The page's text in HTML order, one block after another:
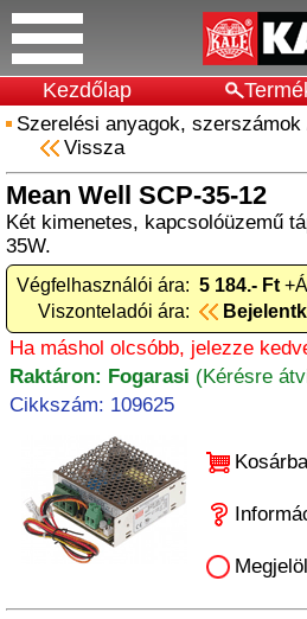
Kezdőlap
Szerelési anyagok, szerszámok
Vissza
Mean Well SCP-35-12
Két kimenetes, kapcsolóüzemű
35W.
Végfelhasználói ára: 5 184.- Ft
Viszonteladói ára:
Ha máshol olcsóbb, jelezze
Raktáron: Fogarasi (Kérésre
Cikkszám: 109625
Kosárba